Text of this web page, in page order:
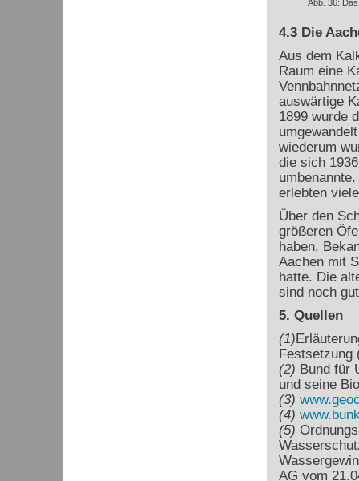
Abb. 36:
4.3 Die
Aus dem
Raum eine
auswärtige
1899 wurde
wiederum
die sich
erlebten
Über den
größeren
haben.
Aachen mit
hatte. Die
sind noch
5. Quellen
(1)
Festsetzung
(2) Bund für
und seine
(3)
(4)
(5)
AG vom